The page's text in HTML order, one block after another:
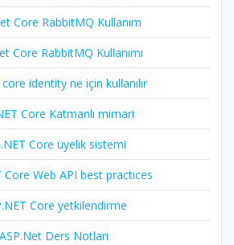
Core RabbitMQ Kullanım
Core RabbitMQ Kullanımı
identity ne için kullanılır
Core Katmanlı mimari
Core üyelik sistemi
Core Web API best practices
Core yetkilendirme
ASP.Net Ders Notları